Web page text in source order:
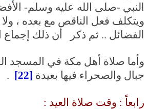
النبي -صلى الله عليه وسلم-
ويتكلف فعل الناقص مع بعده ،
الفضائل .. ثم ذكر أن ذلك إجماع
وأما صلاة أهل مكة في المسجد
جبال والصحراء فيها بعيدة [22]
.
رابعاً : وقت صلاة العيد :